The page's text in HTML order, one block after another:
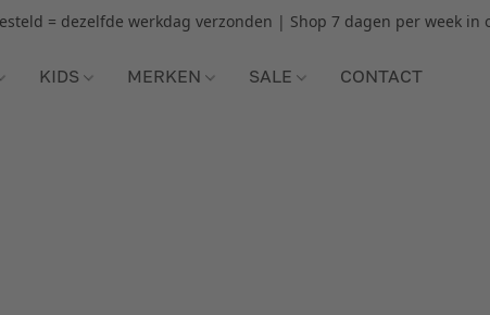
= dezelfde werkdag verzonden | Shop 7 dagen per week
KIDS MERKEN SALE CONTACT